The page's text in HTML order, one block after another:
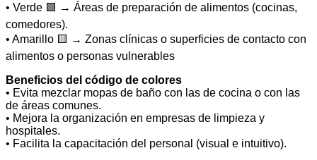
• Verde 🟩 → Áreas de preparación de alimentos (cocinas,
comedores).
• Amarillo 🟨 → Zonas clínicas o superficies de contacto con
alimentos o personas vulnerables
Beneficios del código de colores
• Evita mezclar mopas de baño con las de cocina o con las
de áreas comunes.
• Mejora la organización en empresas de limpieza y
hospitales.
• Facilita la capacitación del personal (visual e intuitivo).